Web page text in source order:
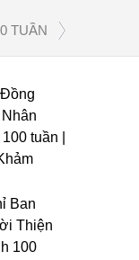
TUẦN
tuần |
Ban
Thiện
100